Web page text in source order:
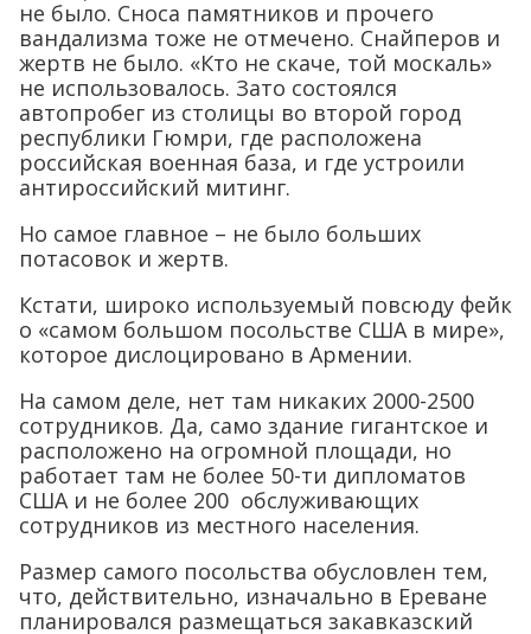
не было. Сноса памятников и прочего
вандализма тоже не отмечено. Снайперов и
жертв не было. «Кто не скаче, той москаль»
не использовалось. Зато состоялся
автопробег из столицы во второй город
республики Гюмри, где расположена
российская военная база, и где устроили
антироссийский митинг.
Но самое главное – не было больших
потасовок и жертв.
Кстати, широко используемый повсюду фейк
о «самом большом посольстве США в мире»,
которое дислоцировано в Армении.
На самом деле, нет там никаких 2000-2500
сотрудников. Да, само здание гигантское и
расположено на огромной площади, но
работает там не более 50-ти дипломатов
США и не более 200 обслуживающих
сотрудников из местного населения.
Размер самого посольства обусловлен тем,
что, действительно, изначально в Ереване
планировался размещаться закавказский